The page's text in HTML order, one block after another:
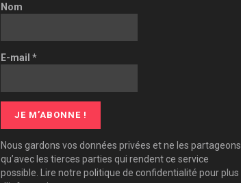
Nom
E-mail *
Nous gardons vos données privées et ne les partageons
qu’avec les tierces parties qui rendent ce service
possible. Lire notre politique de confidentialité pour plus